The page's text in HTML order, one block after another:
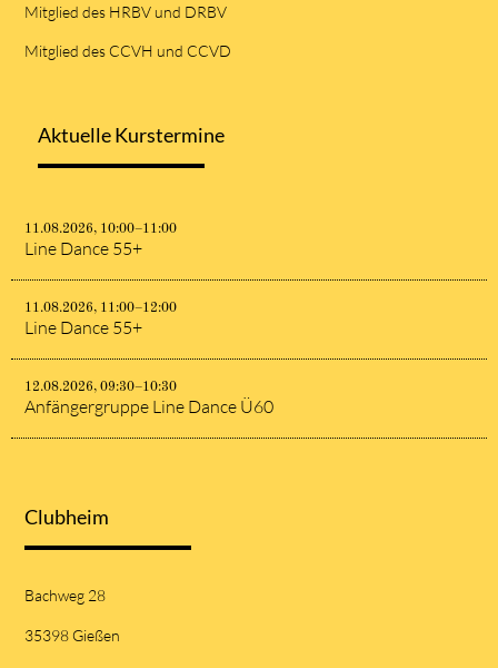
Mitglied des HRBV und DRBV
Mitglied des CCVH und CCVD
Aktuelle Kurstermine
11.08.2026, 10:00–11:00
Line Dance 55+
11.08.2026, 11:00–12:00
Line Dance 55+
12.08.2026, 09:30–10:30
Anfängergruppe Line Dance Ü60
Clubheim
Bachweg 28
35398 Gießen